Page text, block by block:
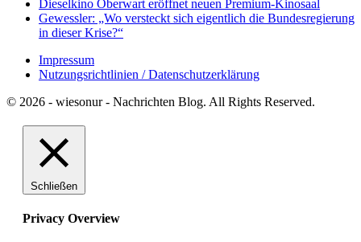
Dieselkino Oberwart eröffnet neuen Premium-Kinosaal
Gewessler: „Wo versteckt sich eigentlich die Bundesregierung
in dieser Krise?“
Impressum
Nutzungsrichtlinien / Datenschutzerklärung
© 2026 - wiesonur - Nachrichten Blog. All Rights Reserved.
Schließen
Privacy Overview